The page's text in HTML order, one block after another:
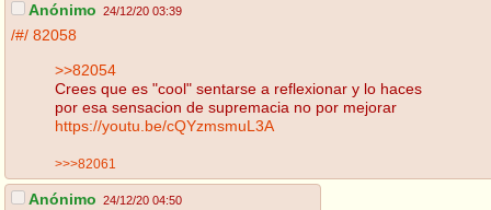
Anónimo 24/12/20 03:39
/#/ 82058
>>82054
Crees que es "cool" sentarse a reflexionar y lo haces
por esa sensacion de supremacia no por mejorar
https://youtu.be/cQYzmsmuL3A
>>>82061
Anónimo 24/12/20 04:50